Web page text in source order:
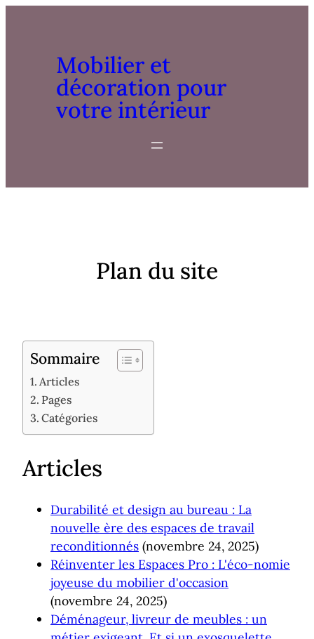
Mobilier et
décoration pour
votre intérieur
Plan du site
Sommaire
Articles
Pages
Catégories
Articles
Durabilité et design au bureau : La
nouvelle ère des espaces de travail
reconditionnés (novembre 24, 2025)
Réinventer les Espaces Pro : L'éco-nomie
joyeuse du mobilier d'occasion
(novembre 24, 2025)
Déménageur, livreur de meubles : un